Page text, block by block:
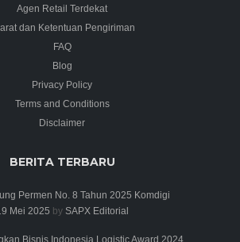
Agen Retail Terdekat
dan Ketentuan Pengiriman
FAQ
Blog
Privacy Policy
Terms and Conditions
Disclaimer
BERITA TERBARU
Permen No. 8 Tahun 2025 Komdigi
Mei 2025 by SAPX Editorial
Bisnis Indonesia Logistic Award 2024